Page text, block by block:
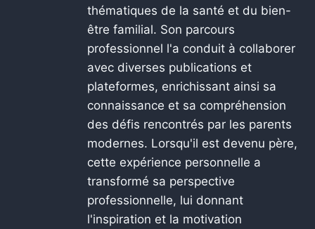
thématiques de la santé et du bien-
être familial. Son parcours
professionnel l'a conduit à collaborer
avec diverses publications et
plateformes, enrichissant ainsi sa
connaissance et sa compréhension
des défis rencontrés par les parents
modernes. Lorsqu'il est devenu père,
cette expérience personnelle a
transformé sa perspective
professionnelle, lui donnant
l'inspiration et la motivation